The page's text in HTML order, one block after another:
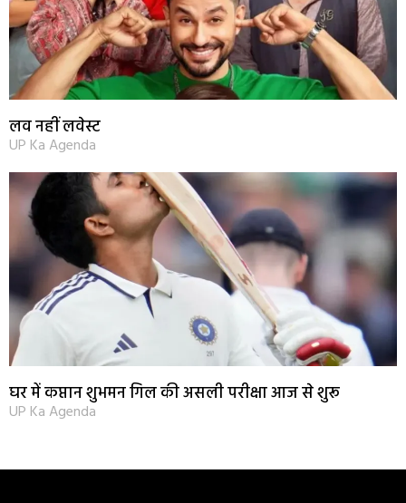
लव नहीं लवेस्ट
UP Ka Agenda
घर में कप्तान शुभमन गिल की असली परीक्षा आज से शुरू
UP Ka Agenda